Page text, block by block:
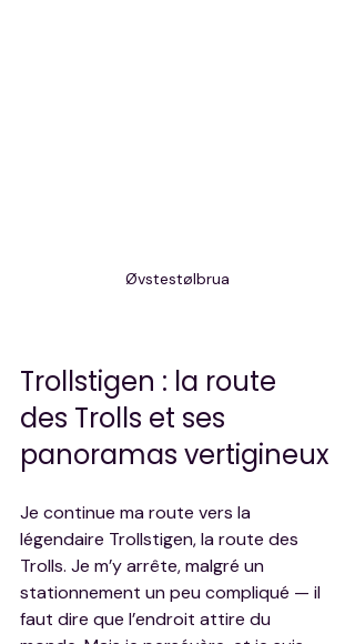
Øvstestølbrua
Trollstigen : la route
des Trolls et ses
panoramas vertigineux
Je continue ma route vers la
légendaire Trollstigen, la route des
Trolls. Je m’y arrête, malgré un
stationnement un peu compliqué — il
faut dire que l’endroit attire du